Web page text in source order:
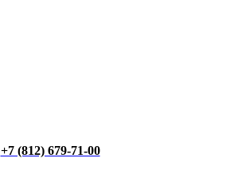
+7 (812) 679-71-00